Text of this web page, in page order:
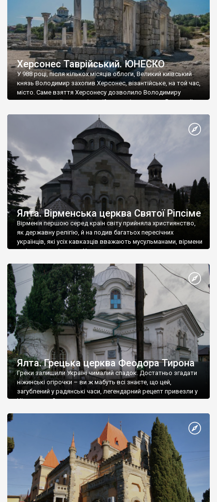
Херсонес Таврійський. ЮНЕСКО
У 988 році, після кількох місяців облоги, Великий київський
князь Володимир захопив Херсонес, візантійське, на той час,
місто. Саме взяття Херсонесу дозволило Володимиру
диктувати свої умови візантійському імператору Василю ІІ, та
Херсонесі Володимир-язичник, став Василем-християнином.
А потім було Хрещення Русі. На честь Херсонесу Таврійського
Ялта. Вірменська церква Святої Ріпсіме
Вірменія першою серед країн світу прийняла християнство,
як державну релігію, й на подив багатьох пересічних
українців, які усіх кавказців вважають мусульманами, вірмени
є відданими вірянами Христа
Ялта. Грецька церква Феодора Тирона
Греки залишили Україні чималий спадок. Достатньо згадати
ніжинські огірочки – ви ж мабуть всі знаєте, що цей,
загублений у радянські часи, легендарний рецепт привезли у
Ніжин греки?